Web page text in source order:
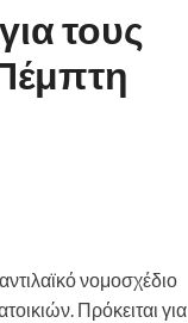
τους
νομοσχέδιο
Πρόκειται για